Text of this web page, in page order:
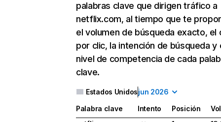
palabras clave que dirigen tráfico a
netflix.com, al tiempo que te
el volumen de búsqueda exacto, el
por clic, la intención de búsqueda y
nivel de competencia de cada
clave.
Estados Unidosjun 2026
Palabra clave Intento Posición